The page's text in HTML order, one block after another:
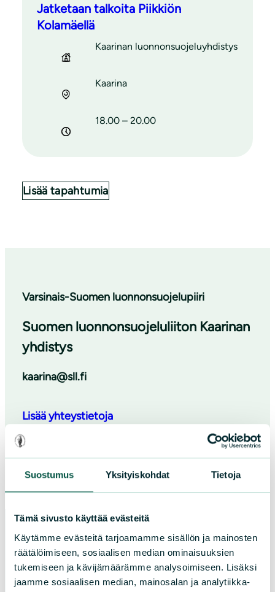
Suostumus Yksityiskohdat Tietoja
Tämä sivusto käyttää evästeitä
Käytämme evästeitä tarjoamamme sisällön ja mainosten
räätälöimiseen, sosiaalisen median ominaisuuksien
tukemiseen ja kävijämäärämme analysoimiseen. Lisäksi
jaamme sosiaalisen median, mainosalan ja analytiikka-
Jatketaan talkoita Piikkiön
Kolamäellä
Kaarinan luonnonsuojeluyhdistys
Kaarina
18.00 – 20.00
Lisää tapahtumia
Varsinais-Suomen luonnonsuojelupiiri
Suomen luonnonsuojeluliiton Kaarinan
yhdistys
kaarina@sll.fi
Lisää yhteystietoja
Facebook
Paikallistoiminta